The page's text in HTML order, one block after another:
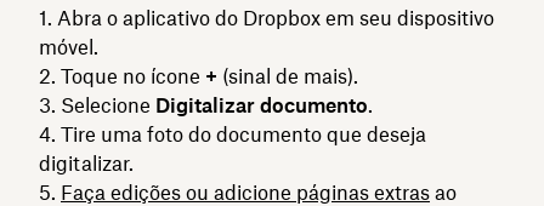
Abra o aplicativo do Dropbox em seu dispositivo
móvel.
Toque no ícone + (sinal de mais).
Selecione Digitalizar documento.
Tire uma foto do documento que deseja
digitalizar.
Faça edições ou adicione páginas extras ao